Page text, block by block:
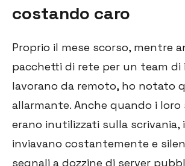
costando caro
Proprio il mese scorso, mentre
pacchetti di rete per un team di
lavorano da remoto, ho notato
allarmante. Anche quando i
erano inutilizzati sulla scrivania,
inviavano costantemente e
segnali a dozzine di server